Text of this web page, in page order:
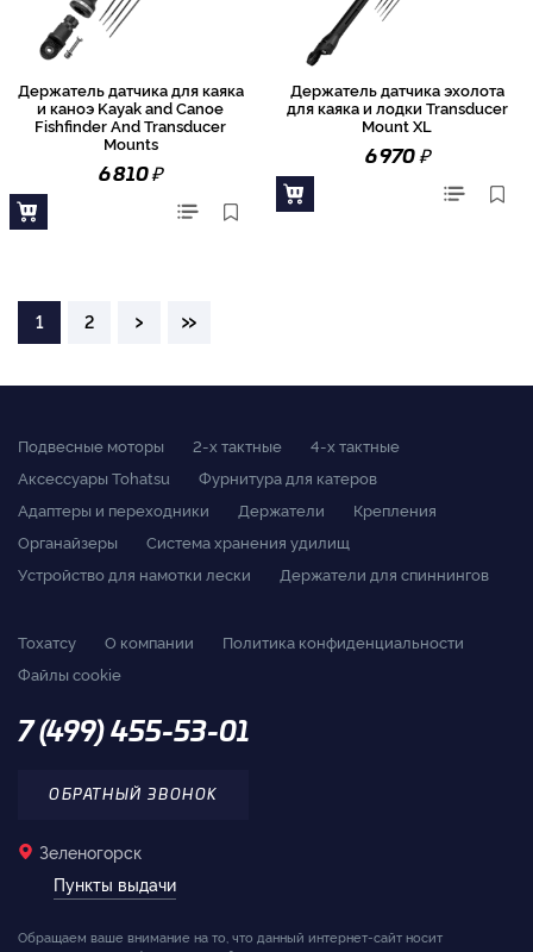
Держатель датчика для каяка
и каноэ Kayak and Canoe
Fishfinder And Transducer
Mounts
6 810₽
Держатель датчика эхолота
для каяка и лодки Transducer
Mount XL
6 970₽
1 2 › »
Подвесные моторы 2-x тактные
4-x тактные
Аксессуары Tohatsu
Фурнитура для катеров
Адаптеры и переходники
Держатели
Крепления
Органайзеры
Система хранения удилищ
Устройство для намотки лески
Держатели для спиннингов
Тохатсу О компании
Политика конфиденциальности
Файлы cookie
7 (499) 455-53-01
ОБРАТНЫЙ ЗВОНОК
Зеленогорск
Пункты выдачи
Обращаем ваше внимание на то, что данный интернет-сайт носит